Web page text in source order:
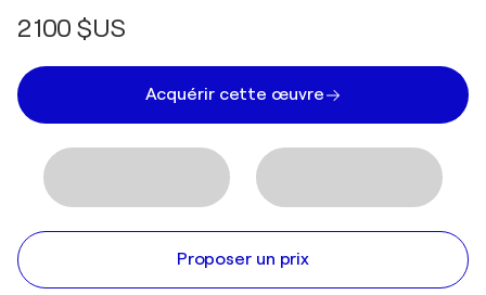
2 100 $US
Acquérir cette œuvre
Proposer un prix